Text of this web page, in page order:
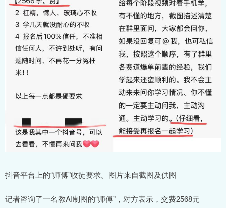
抖音平台上的“师傅”收徒要求。图片来自截图及供图
记者咨询了一名教AI制图的“师傅”，对方表示，交费2568元